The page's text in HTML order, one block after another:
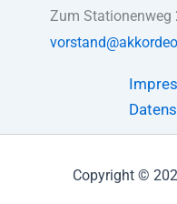
Zum Stationenweg
Copyright ©